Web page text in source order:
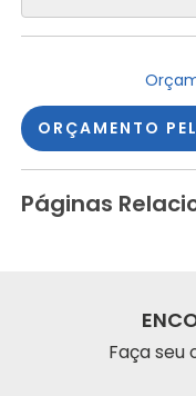
ORÇAMENTO
Páginas
Faça